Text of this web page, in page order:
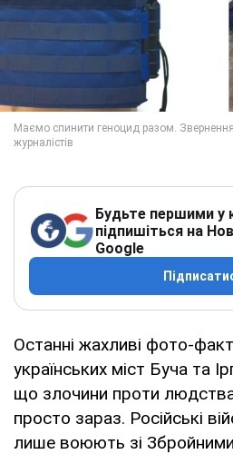
Будьте першими у
підпишіться на
Google
Останні жахливі фото-
українських міст Буча та
що злочини проти
просто зараз. Російські
лише воюють зі Збройними